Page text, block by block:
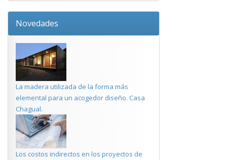
Novedades
La madera utilizada de la forma más
elemental para un acogedor diseño. Casa
Chagual.
Los costos indirectos en los proyectos de